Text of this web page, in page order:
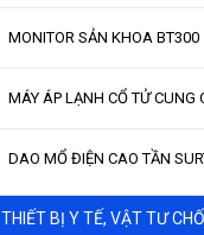
MONITOR SẢN KHOA BT300
MÁY ÁP LẠNH CỔ TỬ CUNG
DAO MỔ ĐIỆN CAO TẦN
THIẾT BỊ Y TẾ, VẬT TƯ